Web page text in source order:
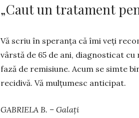
„Caut un tratament
Vă scriu în speranța că îmi veți
vârstă de 65 de ani, diag­nosticat
fază de remi­siune. Acum se simte
recidivă. Vă mulțu­mesc anticipat.
GABRIELA B. – Galați